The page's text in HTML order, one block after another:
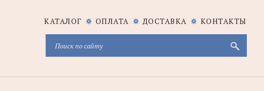
КАТАЛОГ ОПЛАТА ДОСТАВКА КОНТАКТЫ